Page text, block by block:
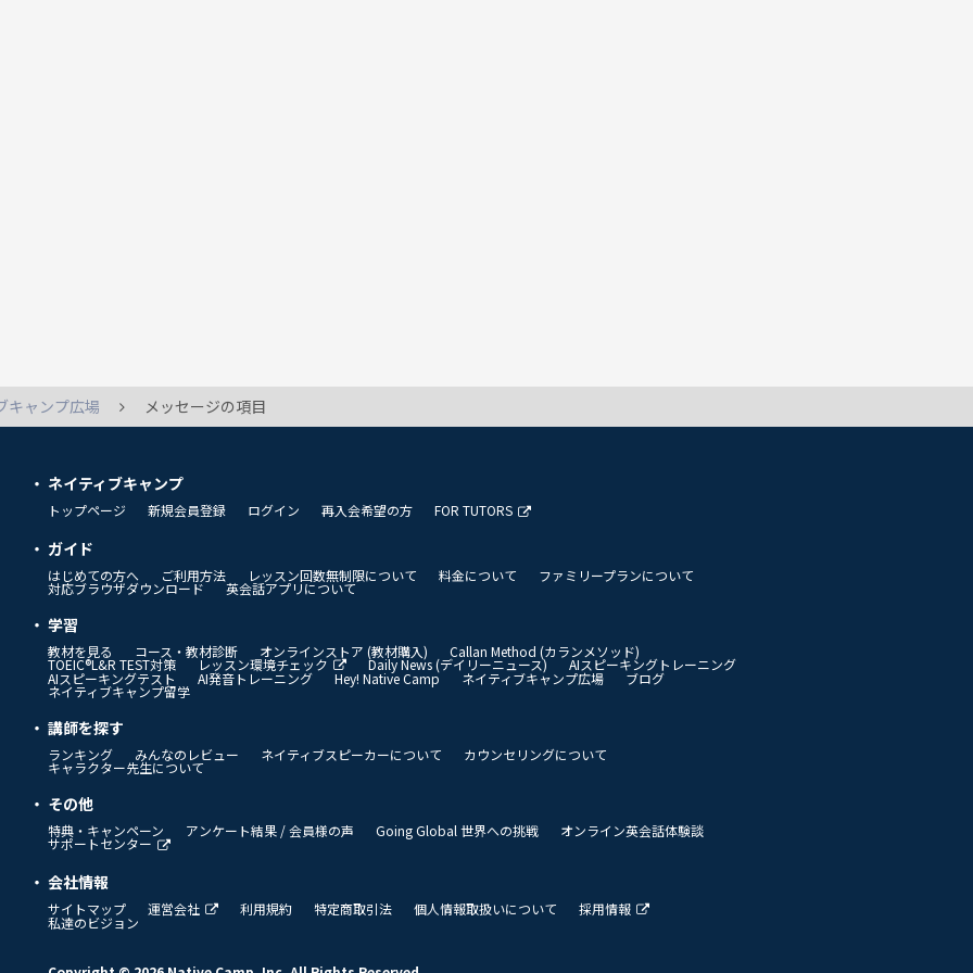
キャンプ広場 メッセージの項目
ネイティブキャンプ
トップページ 新規会員登録 ログイン 再入会希望の方 FOR TUTORS
ガイド
はじめての方へ ご利用方法 レッスン回数無制限について 料金について ファミリープランについて
対応ブラウザダウンロード 英会話アプリについて
学習
教材を見る コース・教材診断 オンラインストア (教材購入) Callan Method (カランメソッド)
TOEIC®L&R TEST対策 レッスン環境チェック Daily News (デイリーニュース)
AIスピーキングトレーニング
AIスピーキングテスト
AI発音トレーニング Hey! Native Camp ネイティブキャンプ広場 ブログ
ネイティブキャンプ留学
講師を探す
ランキング みんなのレビュー ネイティブスピーカーについて カウンセリングについて
キャラクター先生について
その他
特典・キャンペーン アンケート結果 / 会員様の声 Going Global 世界への挑戦 オンライン英会話体験談
サポートセンター
会社情報
サイトマップ 運営会社 利用規約 特定商取引法 個人情報取扱いについて 採用情報
私達のビジョン